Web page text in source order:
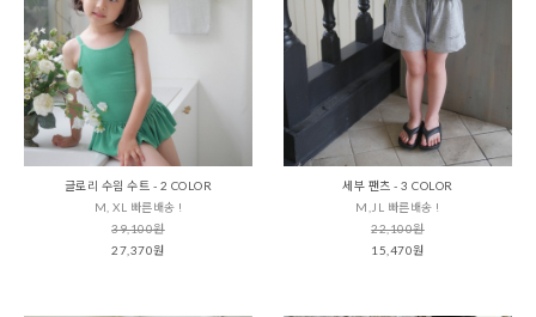
글로리 수읨 수트 - 2 COLOR
M, XL 빠른배송 !
39,100원
27,370원
세부 팬츠 - 3 COLOR
M,JL 빠른배송 !
22,100원
15,470원